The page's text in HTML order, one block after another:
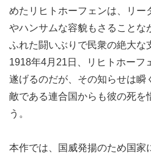
めたリヒトホーフェンは、リー
やハンサムな容貌もさることな
ふれた闘いぶりで民衆の絶大な
1918年4月21日、リヒトホーフ
遂げるのだが、その知らせは瞬
敵である連合国からも彼の死を
う。
本作では、国威発揚のため国家